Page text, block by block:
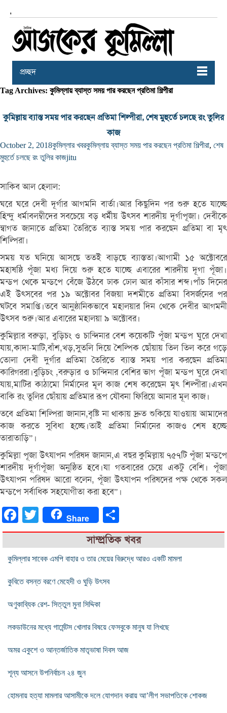
,
প্রচ্ছদ
Tag Archives: কুমিল্লায় ব্যাস্ত সময় পার করছেন প্রতিমা শিল্পীরা
কুমিল্লায় ব্যাস্ত সময় পার করছেন প্রতিমা শিল্পীরা, শেষ মুহুর্তে চলছে রং তুলির
কাজ
October 2, 2018কুমিল্লার খবরকুমিল্লায় ব্যাস্ত সময় পার করছেন প্রতিমা শিল্পীরা, শেষ
মুহুর্তে চলছে রং তুলির কাজjitu
সাকিব আল হেলাল:
ঘরে ঘরে দেবী দূর্গার আগমনি বার্তা।আর কিছুদিন পর শুরু হতে যাচ্ছে
হিন্দু ধর্মাবলম্বীদের সবচেয়ে বড় ধর্মীয় উৎসব শারদীয় দূর্গাপূজা। দেবীকে
ন্বাগত জানাতে প্রতিমা তৈরিতে ব্যাস্ত সময় পার করছেন প্রতিমা বা মৃৎ
শিল্পিরা।
সময় যত ঘনিয়ে আসছে ততই বাড়ছে ব্যাস্ততা।আগামী ১৫ অক্টোবরে
মহাষষ্ঠি পূঁজা মধ্য দিয়ে শুরু হতে যাচ্ছে এবারের শারদীয় দূগা পূঁজা।
মন্ডপ থেকে মন্ডপে বেঁজে উঠবে ঢাক ঢোল আর কাঁসার শব্দ।পাঁচ দিনের
এই উৎসবের পর ১৯ অক্টোবর বিজয়া দশমীতে প্রতিমা বিসর্জনের পর
ঘটবে সমাপ্তি।তবে আনুষ্ঠানিকভাবে মহালয়ার দিন থেকে দেবীর আগমনী
উৎসব শুরু।আর এবারের মহালয়া ৯ অক্টোবর।
কুমিল্লার বরুড়া, বুড়িচং ও চান্দিনার বেশ কয়েকটি পূঁজা মন্ডপ ঘুরে দেখা
যায়,কাদা-মাটি,বাঁশ,খড়,সুতলি দিয়ে শৈল্পিক ছোঁয়ায় তিল তিল করে গড়ে
তোলা দেবী দুর্গার প্রতিমা তৈরিতে ব্যাস্ত সময় পার করছেন প্রতিমা
কারিগররা।বুড়িচং ,বরুড়ার ও চান্দিনার বেশির ভাগ পূঁজা মন্ডপ ঘুরে দেখা
যায়,মাটির কাঠামো নির্মানের মূল কাজ শেষ করেছেন মৃৎ শিল্পীরা।এখন
বাকি রং তুলির ছোঁয়ায় প্রতিমার রূপ যৌবনা ফিরিয়ে আনার মূল কাজ।
তবে প্রতিমা শিল্পিরা জানান,বৃষ্টি না থাকায় দ্রুত শুকিয়ে যাওয়ায় আমাদের
কাজ করতে সুবিধা হচ্ছে।তাই প্রতিমা নির্মানের কাজও শেষ হচ্ছে
তারাতাড়ি”।
কুমিল্লা পূজা উৎযাপন পরিষদ জানান,এ বছর কুমিল্লায় ৭৫৭টি পূঁজা মন্ডপে
শারদীয় দূর্গাপূঁজা অনুষ্ঠিত হবে।যা গতবারের চেয়ে একটু বেশি। পূঁজা
উৎযাপন পরিষদ আরো বলেন, পূঁজা উৎযাপন পরিষদের পক্ষ থেকে সকল
মন্ডপে সর্বাধিক সহযোগীতা করা হবে”।
FacebookTwitter Share
সাম্প্রতিক খবর
কুমিল্লার সাবেক এমপি বাহার ও তার মেয়ের বিরুদ্ধে আরও একটি মামলা
কুবিতে বসন্ত বরণে মেহেদী ও ঘুড়ি উৎসব
অণুকাব্যিক রেশ- সিত্তুল মুনা সিদ্দিকা
লকডাউনের মধ্যে গার্মেন্টস খোলার বিষয়ে ফেসবুকে মানুষ যা লিখছে
অমর একুশে ও আন্তর্জাতিক মাতৃভাষা দিবস আজ
শূন্য আসনে উপনির্বাচন ২৪ জুন
হোমনায় হত্যা মামলার আসামীকে দলে যোগদান করায় আ’লীগ সভাপতিকে শোকজ